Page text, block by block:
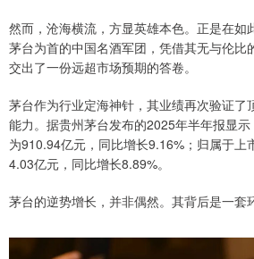
然而，沧海横流，方显英雄本色。正是在如
茅台为首的中国名酒军团，凭借其无与伦比
交出了一份远超市场预期的答卷。
茅台作为行业定海神针，其业绩再次验证了
能力。据贵州茅台发布的2025年半年报显
为910.94亿元，同比增长9.16%；归属于上
4.03亿元，同比增长8.89%。
茅台的逆势增长，并非偶然。其背后是一